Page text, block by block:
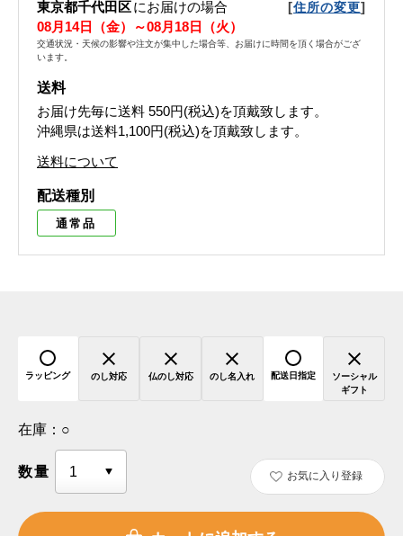
東京都千代田区にお届けの場合 [住所の変更]
08月14日（金）～08月18日（火）
交通状況・天候の影響や注文が集中した場合等、お届けに時間を頂く場合がござ
います。
送料
お届け先毎に送料 550円(税込)を頂戴致します。
沖縄県は送料1,100円(税込)を頂戴致します。
送料について
配送種別
通常品
ラッピング のし対応 仏のし対応 のし名入れ 配送日指定
ソーシャル
ギフト
在庫： ○
数量 お気に入り登録